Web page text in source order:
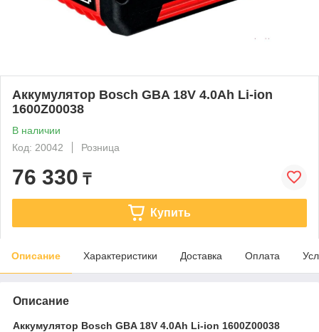
Аккумулятор Bosch GBA 18V 4.0Ah Li-ion
1600Z00038
В наличии
Код: 20042
Розница
76 330 ₸
Купить
Описание Характеристики Доставка Оплата
Описание
Аккумулятор Bosch GBA 18V 4.0Ah Li-ion 1600Z00038